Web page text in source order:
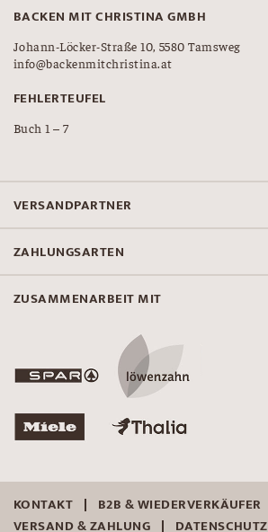
BACKEN MIT CHRISTINA GMBH
Johann-Löcker-Straße 10, 5580 Tamsweg
info@backenmitchristina.at
FEHLERTEUFEL
Buch 1 – 7
VERSANDPARTNER
ZAHLUNGSARTEN
ZUSAMMENARBEIT MIT
KONTAKT
B2B & WIEDERVERKÄUFER
VERSAND & ZAHLUNG
DATENSCHUTZ